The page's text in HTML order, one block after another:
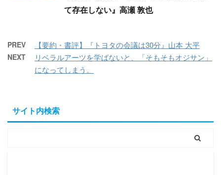
て存在しない』高瀬 敦也
PREV 【要約・書評】『トヨタの会議は30分』山本 大平
NEXT
リベラルアーツを学ばないと、「そもそもオジサン」
になってしまう。
サイト内検索